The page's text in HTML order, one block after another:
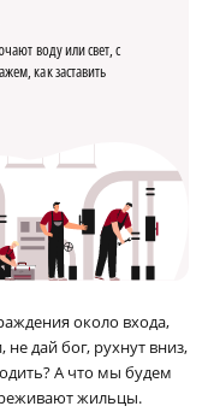
воду или свет, с
как заставить
около входа,
не дай бог, рухнут вниз,
А что мы будем
жильцы.